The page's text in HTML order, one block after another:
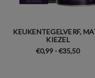
KEUKENTEGELVERF,
KIEZEL
€0,99 - €35,50